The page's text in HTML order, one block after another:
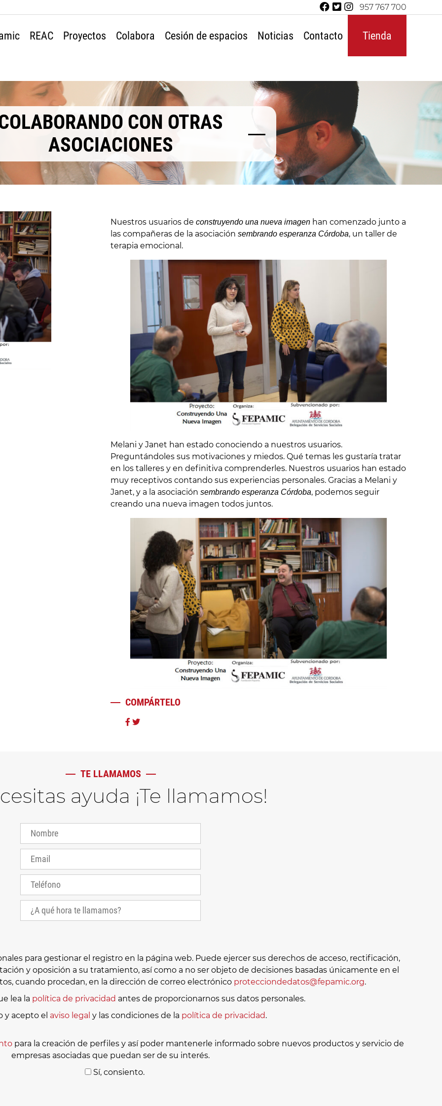
957 767 700
REAC Proyectos Colabora Cesión de espacios Noticias Contacto Tienda
CON OTRAS
ASOCIACIONES
Nuestros usuarios de construyendo una nueva imagen han comenzado junto a
las compañeras de la asociación sembrando esperanza Córdoba, un taller de
terapia emocional.
Melani y Janet han estado conociendo a nuestros usuarios.
Preguntándoles sus motivaciones y miedos. Qué temas les gustaría tratar
en los talleres y en definitiva comprenderles. Nuestros usuarios han estado
muy receptivos contando sus experiencias personales. Gracias a Melani y
Janet, y a la asociación sembrando esperanza Córdoba, podemos seguir
creando una nueva imagen todos juntos.
COMPÁRTELO
TE LLAMAMOS
ayuda ¡Te llamamos!
para gestionar el registro en la página web. Puede ejercer sus derechos de acceso, rectificación,
y oposición a su tratamiento, así como a no ser objeto de decisiones basadas únicamente en el
cuando procedan, en la dirección de correo electrónico protecciondedatos@fepamic.org.
lea la política de privacidad antes de proporcionarnos sus datos personales.
y acepto el aviso legal y las condiciones de la política de privacidad.
para la creación de perfiles y así poder mantenerle informado sobre nuevos productos y servicio de
empresas asociadas que puedan ser de su interés.
Sí, consiento.